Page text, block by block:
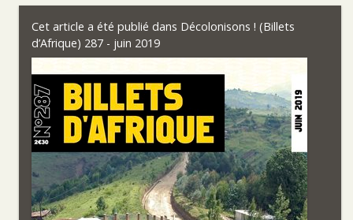
Cet article a été publié dans Décolonisons ! (Billets
d’Afrique) 287 - juin 2019